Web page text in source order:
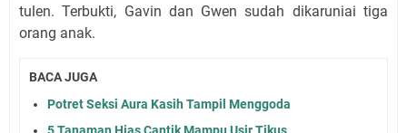
tulen. Terbukti, Gavin dan Gwen sudah dikaruniai tiga
orang anak.
BACA JUGA
Potret Seksi Aura Kasih Tampil Menggoda